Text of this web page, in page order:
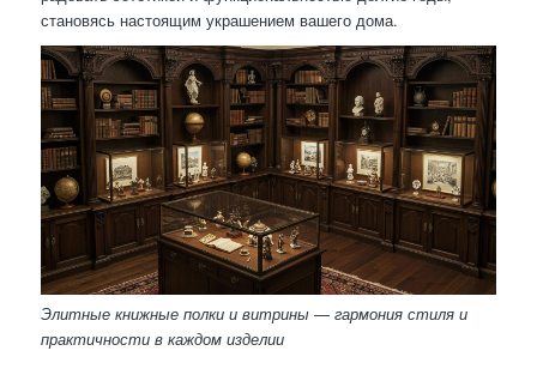
становясь настоящим украшением вашего дома.
Элитные книжные полки и витрины — гармония стиля и
практичности в каждом изделии